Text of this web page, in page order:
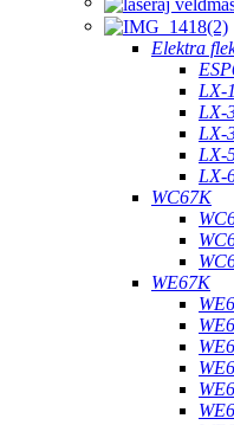
Elektra
LX-
LX-
LX-
LX-
LX-
WC67K
WE67K